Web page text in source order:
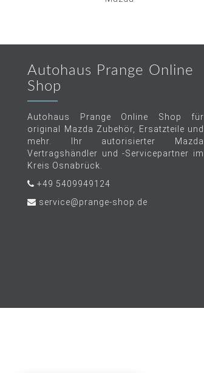
Autohaus Prange Online
Shop
Autohaus Prange Online Shop für
original Mazda Zubehör, Ersatzteile und
mehr. Ihr autorisierter Mazda
Vertragshändler und -Servicepartner im
Kreis Osnabrück.
+49 5409949124
service@prange-shop.de